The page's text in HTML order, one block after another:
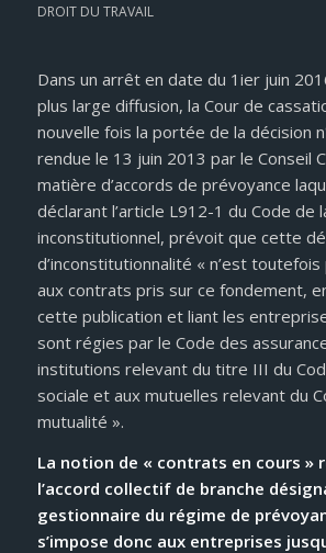
DROIT DU TRAVAIL
Dans un arrêt en date du 1ier juin
plus large diffusion, la Cour de
nouvelle fois la portée de la décision
rendue le 13 juin 2013 par le Conseil
matière d’accords de prévoyance
déclarant l’article L912-1 du Code de
inconstitutionnel, prévoit que cette
d’inconstitutionnalité « n’est toutefois
aux contrats pris sur ce fondement,
cette publication et liant les
sont régies par le Code des
institutions relevant du titre III du
sociale et aux mutuelles relevant du
mutualité ».
La notion de « contrats en cours »
l’accord collectif de branche
gestionnaire du régime de
s’impose donc aux entreprises